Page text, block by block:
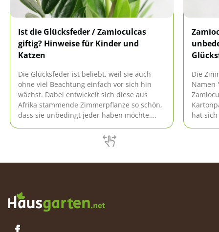
Ist die Glücksfeder / Zamioculcas
giftig? Hinweise für Kinder und
Katzen
Die Glücksfeder ist beliebt, weil sie auch
ohne viel Beachtung einfach vor sich hin
wächst. Dabei entwickelt sich diese aus
Afrika stammende Zimmerpflanze so schön,
dass sie unbedingt jeder haben möchte.
Die
Namen
hat